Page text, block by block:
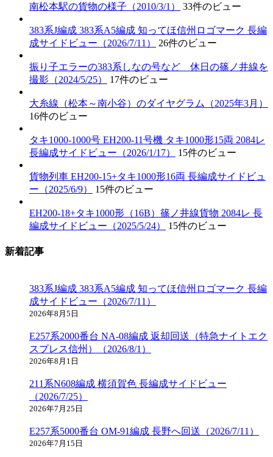
南松本駅の貨物の様子（2010/3/1） 33件のビュー
383系J編成 383系A5編成 知ってほ信州ロゴマーク 長編
成サイドビュー（2026/7/11）
26件のビュー
振り子エラーの383系しなの号など 休日の篠ノ井線を
撮影（2024/5/25）
17件のビュー
大糸線（松本～南小谷）のダイヤグラム（2025年3月）
16件のビュー
タキ1000-1000号 EH200-11号機 タキ1000形15両 2084レ
長編成サイドビュー（2026/1/17）
15件のビュー
貨物列車 EH200-15+タキ1000形16両 長編成サイドビュ
ー（2025/6/9）
15件のビュー
EH200-18+タキ1000形（16B）篠ノ井線貨物 2084レ 長
編成サイドビュー（2025/5/24）
15件のビュー
新着記事
383系J編成 383系A5編成 知ってほ信州ロゴマーク 長編
成サイドビュー（2026/7/11）
2026年8月5日
E257系2000番台 NA-08編成 返却回送（特急ナイトエク
スプレス信州）（2026/8/1）
2026年8月1日
211系N608編成 横須賀色 長編成サイドビュー
（2026/7/25）
2026年7月25日
E257系5000番台 OM-91編成 長野へ回送（2026/7/11）
2026年7月15日